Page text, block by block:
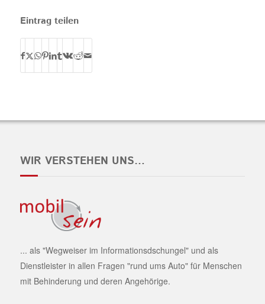
Eintrag teilen
WIR VERSTEHEN UNS…
... als "Wegweiser im Informationsdschungel" und als
Dienstleister in allen Fragen "rund ums Auto" für Menschen
mit Behinderung und deren Angehörige.